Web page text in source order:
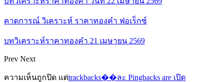
คาดการณ์ วิเคราะห์ ราคาทองคำ ฟอเร็กซ์
บทวิเคราะห์ราคาทองคำ 21 เมษายน 2569
Prev Next
ความเห็นถูกปิด แต่trackbacks��ละ Pingbacks are เปิด